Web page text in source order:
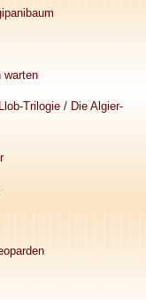
warten
Trilogie / Die Algier-